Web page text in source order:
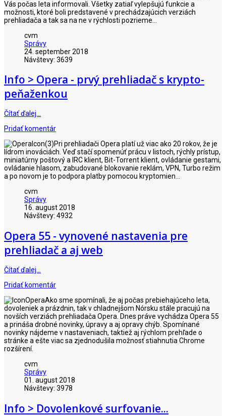
Vás počas leta informovali. Všetky zatiaľ vylepšujú funkcie a
možnosti, ktoré boli predstavené v prechádzajúcich verziách
prehliadača a tak sa na ne v rýchlosti pozrieme...
cvm
Správy
24. september 2018
Návštevy: 3639
Info > Opera - prvý prehliadač s krypto-
peňaženkou
Čítať ďalej…
Pridať komentár
Pri prehliadači Opera platí už viac ako 20 rokov, že je
lídrom inováciách. Veď stačí spomenúť prácu v listoch, rýchly prístup,
miniatúrny poštový a IRC klient, Bit-Torrent klient, ovládanie gestami,
ovládanie hlasom, zabudované blokovanie reklám, VPN, Turbo režim
a po novom je to podpora platby pomocou kryptomien...
cvm
Správy
16. august 2018
Návštevy: 4932
Opera 55 - vynovené nastavenia pre
prehliadač a aj web
Čítať ďalej…
Pridať komentár
Ako sme spomínali, že aj počas prebiehajúceho leta,
dovoleniek a prázdnin, tak v chladnejšom Nórsku stále pracujú na
novších verziách prehliadača Opera. Dnes práve vychádza Opera 55
a prináša drobné novinky, úpravy a aj opravy chýb. Spomínané
novinky nájdeme v nastaveniach, taktiež aj rýchlom prehľade o
stránke a ešte viac sa zjednodušila možnosť stiahnutia Chrome
rozšírení.
cvm
Správy
01. august 2018
Návštevy: 3978
Info > Dovolenkové surfovanie...